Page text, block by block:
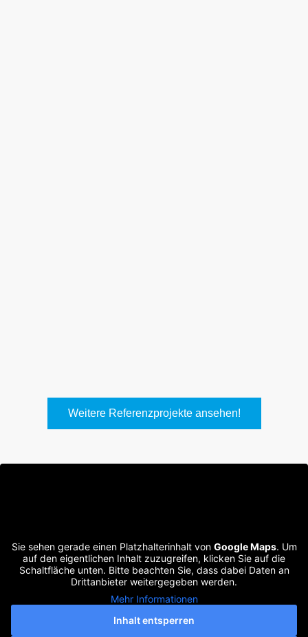
Weitere Referenzprojekte ansehen!
Sie sehen gerade einen Platzhalterinhalt von Google Maps. Um
auf den eigentlichen Inhalt zuzugreifen, klicken Sie auf die
Schaltfläche unten. Bitte beachten Sie, dass dabei Daten an
Drittanbieter weitergegeben werden.
Mehr Informationen
Inhalt entsperren